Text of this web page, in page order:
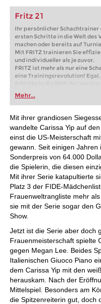
Fritz 21
Ihr persönlicher Schachtrainer
ersten Schritte in die Welt des
machen oder bereits auf
Mit FRITZ trainieren Sie
und individueller als je zuvor.
FRITZ ist mehr als nur eine
eine Trainingsrevolution! Egal,
Schritte in die Welt des
oder bereits auf Turnierniveau
FRITZ trainieren Sie
individueller als je zuvor.
Mehr...
Mit ihrer grandiosen
wandelte Carissa Yip auf
einst die US-Meisterschaft
gewann. Seit einigen
Sonderpreis von 64.000
die Spielerin, die diesen
Mit ihrer Serie katapultierte
Platz 3 der FIDE-
Frauenweltrangliste mehr
sie mit der Serie sogar den
Show.
Jetzt ist die Serie aber doch
Frauenmeisterschaft spielte
gegen Megan Lee. Beides
Italienischen Giuoco Piano
dem Carissa Yip mit den
herauskam. Nach der
Mittelspiel. Besonders am
die Spitzenreiterin gut, doch